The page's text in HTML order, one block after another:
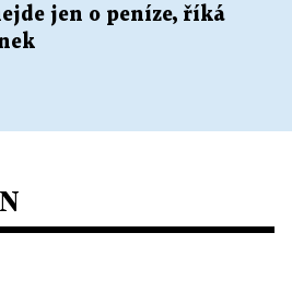
jen o peníze, říká